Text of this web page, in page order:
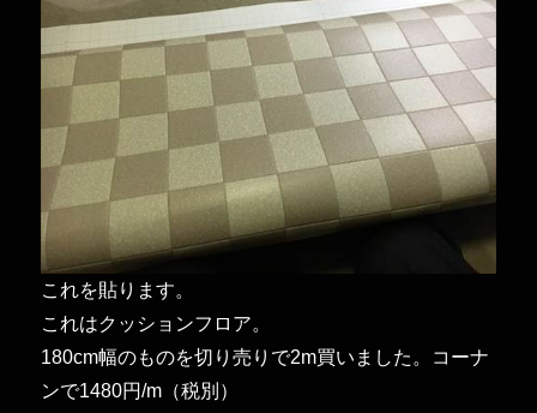
これを貼ります。
これはクッションフロア。
180cm幅のものを切り売りで2m買いました。コーナ
ンで1480円/m（税別）